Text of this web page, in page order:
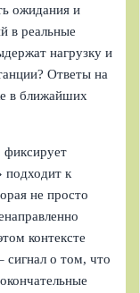
ожидания и
в реальные
нагрузку и
Ответы на
в ближайших
фиксирует
подходит к
не просто
контексте
сигнал о том, что